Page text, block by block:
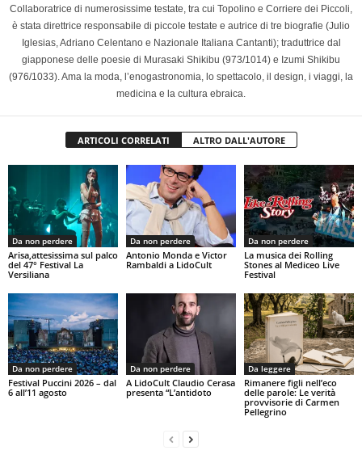
Collaboratrice di numerosissime testate, tra cui Topolino e Corriere dei Piccoli,
è stata direttrice responsabile di piccole testate e autrice di tre biografie (Julio
Iglesias, Adriano Celentano e Nazionale Italiana Cantanti); traduttrice dal
giapponese delle poesie di Murasaki Shikibu (973/1014) e Izumi Shikibu
(976/1033). Ama la moda, l’enogastronomia, lo spettacolo, il design, i viaggi, la
medicina e la cultura ebraica.
ARTICOLI CORRELATI ALTRO DALL'AUTORE
Da non perdere
Arisa,attesissima sul palco
del 47° Festival La
Versiliana
Da non perdere
Antonio Monda e Victor
Rambaldi a LidoCult
Da non perdere
La musica dei Rolling
Stones al Mediceo Live
Festival
Da non perdere
Festival Puccini 2026 – dal
6 all’11 agosto
Da non perdere
A LidoCult Claudio Cerasa
presenta “L’antidoto
Da leggere
Rimanere figli nell’eco
delle parole: Le verità
provvisorie di Carmen
Pellegrino